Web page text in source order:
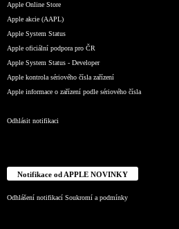
Apple Online Store
Apple akcie (AAPL)
Apple System Status
Apple oficiální podpora pro ČR
Apple System Status - Developer
Apple kontrola sériového čísla zařízení
Apple informace o zařízení podle sériového čísla
Odhlásit notifikaci
Notifikace od APPLE NOVINKY
Odhlášení notifikací Soukromí a podmínky